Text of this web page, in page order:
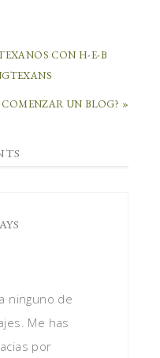
CON H-E-B
UN BLOG? »
ninguno de
Me has
por